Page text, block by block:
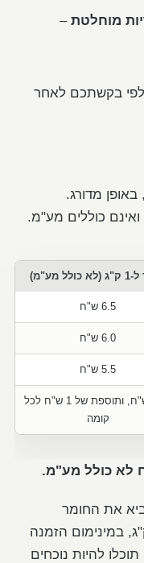
מוחלטת –
בקשתכם לאחר
מדורג.
כוללים מע"מ.
מע"מ)
6.5 ש"ח
6.0 ש"ח
5.5 ש"ח
7.80 ש"ח, ותוספת של 1 ש"ח לכל
קומה
את החומר
במחיר של 7.80 ש"ח ל-1 ק"ג, במינימום הזמנה
תוכלו להיות נוכחים